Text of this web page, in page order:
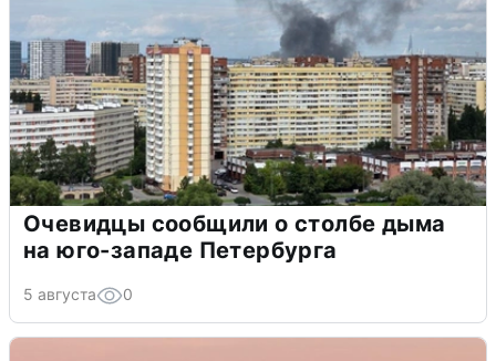
Очевидцы сообщили о столбе дыма
на юго-западе Петербурга
5 августа 0